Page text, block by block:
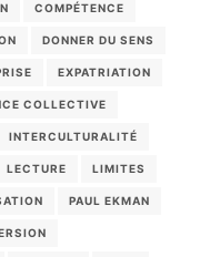
COMPÉTENCE
DONNER DU SENS
EXPATRIATION
COLLECTIVE
INTERCULTURALITÉ
LECTURE LIMITES
PAUL EKMAN